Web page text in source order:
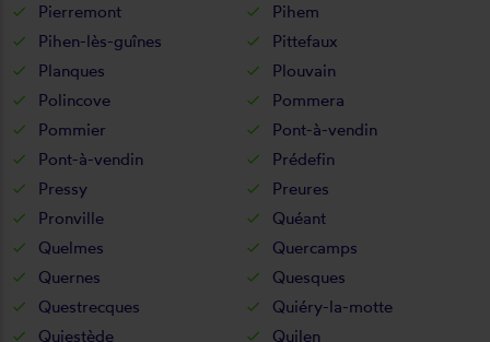
Pierremont
Pihem
Pihen-lès-guînes
Pittefaux
Planques
Plouvain
Polincove
Pommera
Pommier
Pont-à-vendin
Pont-à-vendin
Prédefin
Pressy
Preures
Pronville
Quéant
Quelmes
Quercamps
Quernes
Quesques
Questrecques
Quiéry-la-motte
Quiestède
Quilen